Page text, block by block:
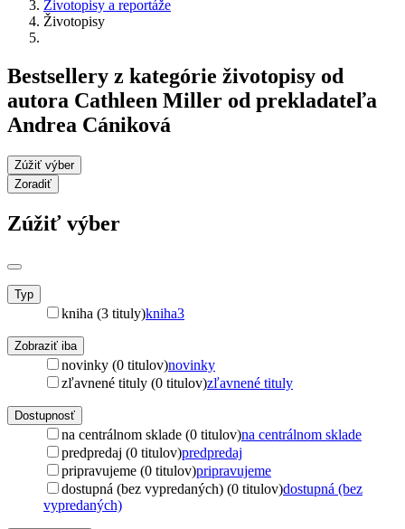
Životopisy a reportáže
Životopisy
Bestsellery z kategórie životopisy od
autora Cathleen Miller od prekladateľa
Andrea Cániková
Zúžiť výber
Zoradiť
Zúžiť výber
Typ
kniha (3 tituly)kniha3
Zobraziť iba
novinky (0 titulov)novinky
zľavnené tituly (0 titulov)zľavnené tituly
Dostupnosť
na centrálnom sklade (0 titulov)na centrálnom sklade
predpredaj (0 titulov)predpredaj
pripravujeme (0 titulov)pripravujeme
dostupná (bez vypredaných) (0 titulov)dostupná (bez
vypredaných)